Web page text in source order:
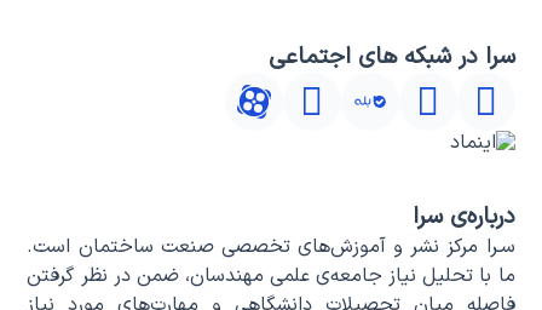
سرا در شبکه های اجتماعی
درباره‌ی سرا
سـرا مرکز نشر و آموزش‌های تخصصی صنعت ساختمان است.
ما با تحلیل نیاز جامعه‌ی علمی مهندسان، ضمن در نظر گرفتن